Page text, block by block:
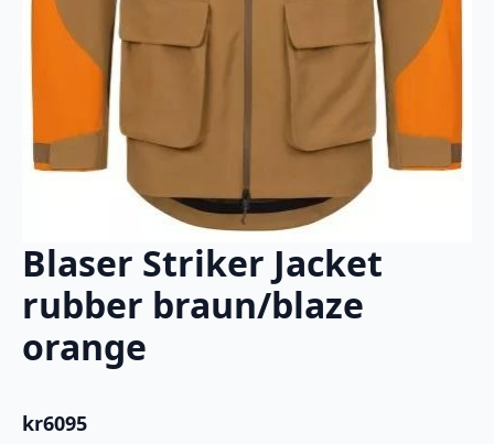
Blaser Striker Jacket
rubber braun/blaze
orange
kr6095